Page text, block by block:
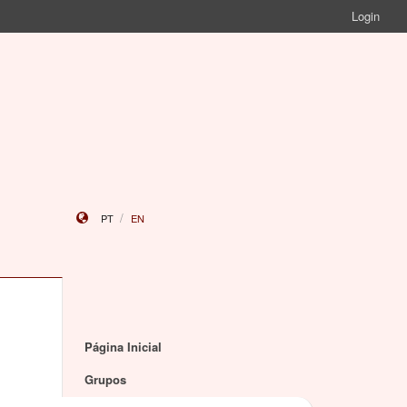
Login
PT EN
Página Inicial
Grupos